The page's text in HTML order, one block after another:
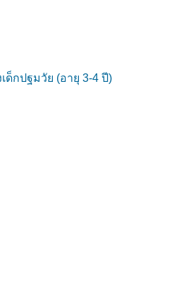
กปฐมวัย (อายุ 3-4 ปี)